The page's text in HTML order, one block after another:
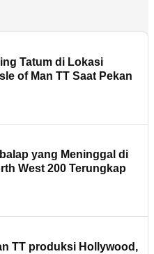
Tatum di Lokasi
of Man TT Saat Pekan
yang Meninggal di
West 200 Terungkap
TT produksi Hollywood,